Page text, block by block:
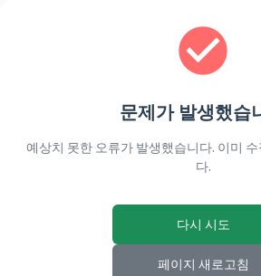
문제가 발생했습
예상치 못한 오류가 발생했습니다. 이미
다.
다시 시도
페이지 새로고침